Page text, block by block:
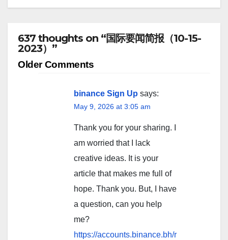
637 thoughts on “国际要闻简报（10-15-
2023）”
Comment
Older Comments
binance Sign Up says:
May 9, 2026 at 3:05 am
Thank you for your sharing. I
am worried that I lack
creative ideas. It is your
article that makes me full of
hope. Thank you. But, I have
a question, can you help
me?
https://accounts.binance.bh/r